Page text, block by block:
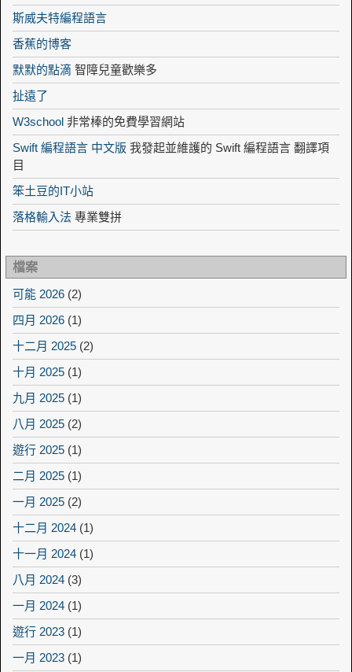
斯威夫特編程語言
香蕉的博客
默默的點滴 智障兒童歡樂多
扯遠了
W3school 非常棒的免費學習網站
Swift 編程語言 中文版 我發起並維護的 Swift 編程語言 翻譯項
目
笨土豆的IT小站
落格輸入法 專業雙拼
檔案
可能 2026 (2)
四月 2026 (1)
十二月 2025 (2)
十月 2025 (1)
九月 2025 (1)
八月 2025 (2)
遊行 2025 (1)
二月 2025 (1)
一月 2025 (2)
十二月 2024 (1)
十一月 2024 (1)
八月 2024 (3)
一月 2024 (1)
遊行 2023 (1)
一月 2023 (1)